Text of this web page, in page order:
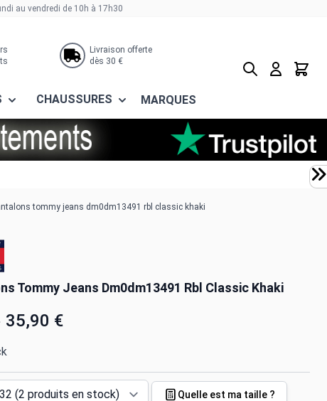
au vendredi de 10h à 17h30
Livraison offerte
dès 30 €
CHAUSSURES MARQUES
Rechercher
Panier
tommy jeans dm0dm13491 rbl classic khaki
Tommy Jeans Dm0dm13491 Rbl Classic Khaki
35,90 €
Quelle est ma taille ?